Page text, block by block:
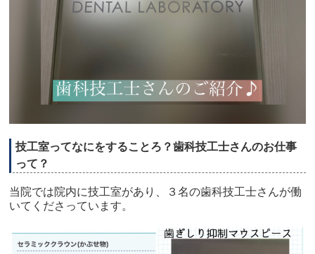
技工室ってなにをすることろ？歯科技工士さんのお仕事
って？
当院では院内に技工室があり、３名の歯科技工士さんが働
いてくださっています。